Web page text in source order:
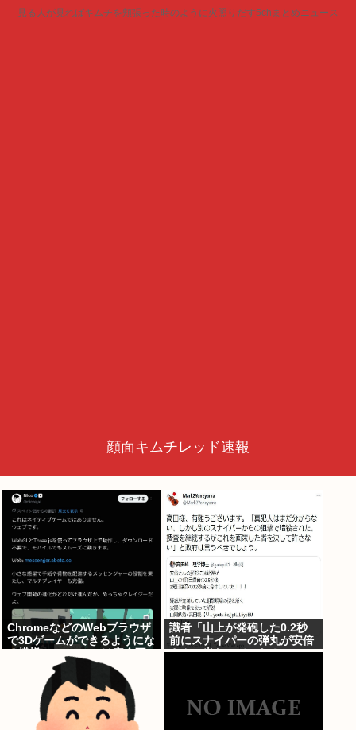
見る人が見ればキムチを頬張った時のように火照りだす5chまとめニュース
顔面キムチレッド速報
ChromeなどのWebブラウザ
で3Dゲームができるようにな
る模様。Windowsは完全不
識者「山上が発砲した0.2秒
前にスナイパーの弾丸が安倍
さんに当たっていた！」 こ